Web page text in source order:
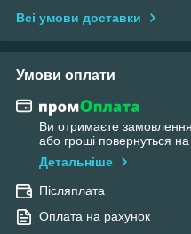
Всі умови доставки
Умови оплати
Ви отримаєте замовлення
або гроші повернуться
Детальніше
Післяплата
Оплата на рахунок